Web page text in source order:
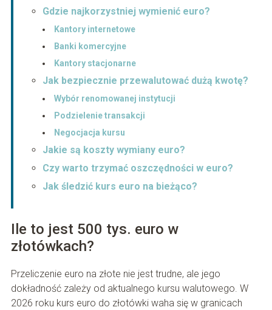
Gdzie najkorzystniej wymienić euro?
Kantory internetowe
Banki komercyjne
Kantory stacjonarne
Jak bezpiecznie przewalutować dużą kwotę?
Wybór renomowanej instytucji
Podzielenie transakcji
Negocjacja kursu
Jakie są koszty wymiany euro?
Czy warto trzymać oszczędności w euro?
Jak śledzić kurs euro na bieżąco?
Ile to jest 500 tys. euro w
złotówkach?
Przeliczenie euro na złote nie jest trudne, ale jego
dokładność zależy od aktualnego kursu walutowego. W
2026 roku kurs euro do złotówki waha się w granicach